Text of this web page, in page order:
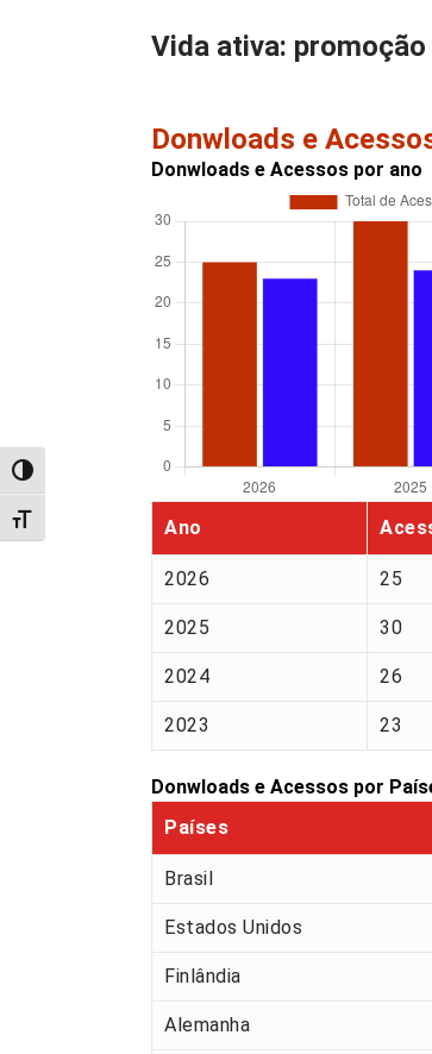
Alternar alto contraste
Alternar tamanho da fonte
Vida ativa:
Donwloads e
Donwloads e Acessos por ano
Ano
2026 25
2025 30
2024 26
2023 23
Donwloads e Acessos por
Países
Brasil
Estados Unidos
Finlândia
Alemanha